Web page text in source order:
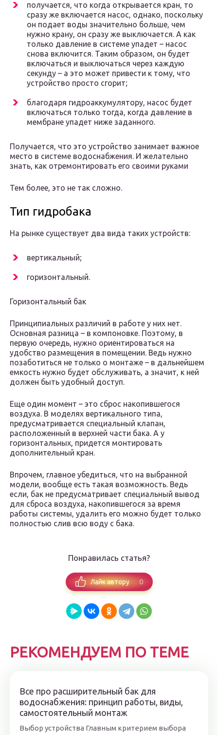
получается, что когда открывается кран, то
сразу же включается насос, однако, поскольку
он подает воды значительно больше, чем
нужно крану, он сразу же выключается. А как
только давление в системе упадет – насос
снова включится. Таким образом, он будет
включаться и выключаться через каждую
секунду – а это может привести к тому, что
устройство просто сгорит;
благодаря гидроаккумулятору, насос будет
включаться только тогда, когда давление в
мембране упадет ниже заданного.
Получается, что это устройство занимает важное
место в системе водоснабжения. И желательно
знать, как отремонтировать его своими руками
Тем более, это не так сложно.
Тип гидробака
На рынке существует два вида таких устройств:
вертикальный;
горизонтальный.
Горизонтальный бак
Принципиальных различий в работе у них нет.
Основная разница – в компоновке. Поэтому, в
первую очередь, нужно ориентироваться на
удобство размещения в помещении. Ведь нужно
позаботиться не только о монтаже – в дальнейшем
емкость нужно будет обслуживать, а значит, к ней
должен быть удобный доступ.
Еще один момент – это сброс накопившегося
воздуха. В моделях вертикального типа,
предусматривается специальный клапан,
расположенный в верхней части бака. А у
горизонтальных, придется монтировать
дополнительный кран.
Впрочем, главное убедиться, что на выбранной
модели, вообще есть такая возможность. Ведь
если, бак не предусматривает специальный вывод
для сброса воздуха, накопившегося за время
работы системы, удалить его можно будет только
полностью слив всю воду с бака.
Понравилась статья?
Лайк автору 0
РЕКОМЕНДУЕМ ПО ТЕМЕ
Все про расширительный бак для
водоснабжения: принцип работы, виды,
самостоятельный монтаж
Выбор устройства Главным критерием выбора